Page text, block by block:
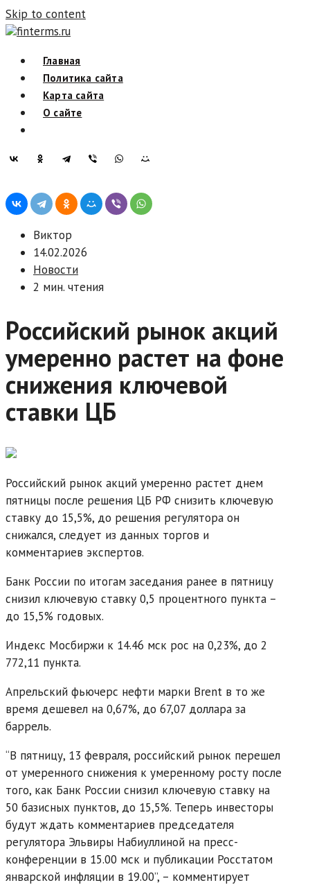
Skip to content
finterms.ru
Главная
Политика сайта
Карта сайта
О сайте
Виктор
14.02.2026
Новости
2 мин. чтения
Российский рынок акций
умеренно растет на фоне
снижения ключевой
ставки ЦБ
Российский рынок акций умеренно растет днем
пятницы после решения ЦБ РФ снизить ключевую
ставку до 15,5%, до решения регулятора он
снижался, следует из данных торгов и
комментариев экспертов.
Банк России по итогам заседания ранее в пятницу
снизил ключевую ставку 0,5 процентного пункта –
до 15,5% годовых.
Индекс Мосбиржи к 14.46 мск рос на 0,23%, до 2
772,11 пункта.
Апрельский фьючерс нефти марки Brent в то же
время дешевел на 0,67%, до 67,07 доллара за
баррель.
“В пятницу, 13 февраля, российский рынок перешел
от умеренного снижения к умеренному росту после
того, как Банк России снизил ключевую ставку на
50 базисных пунктов, до 15,5%. Теперь инвесторы
будут ждать комментариев председателя
регулятора Эльвиры Набиуллиной на пресс-
конференции в 15.00 мск и публикации Росстатом
январской инфляции в 19.00”, – комментирует